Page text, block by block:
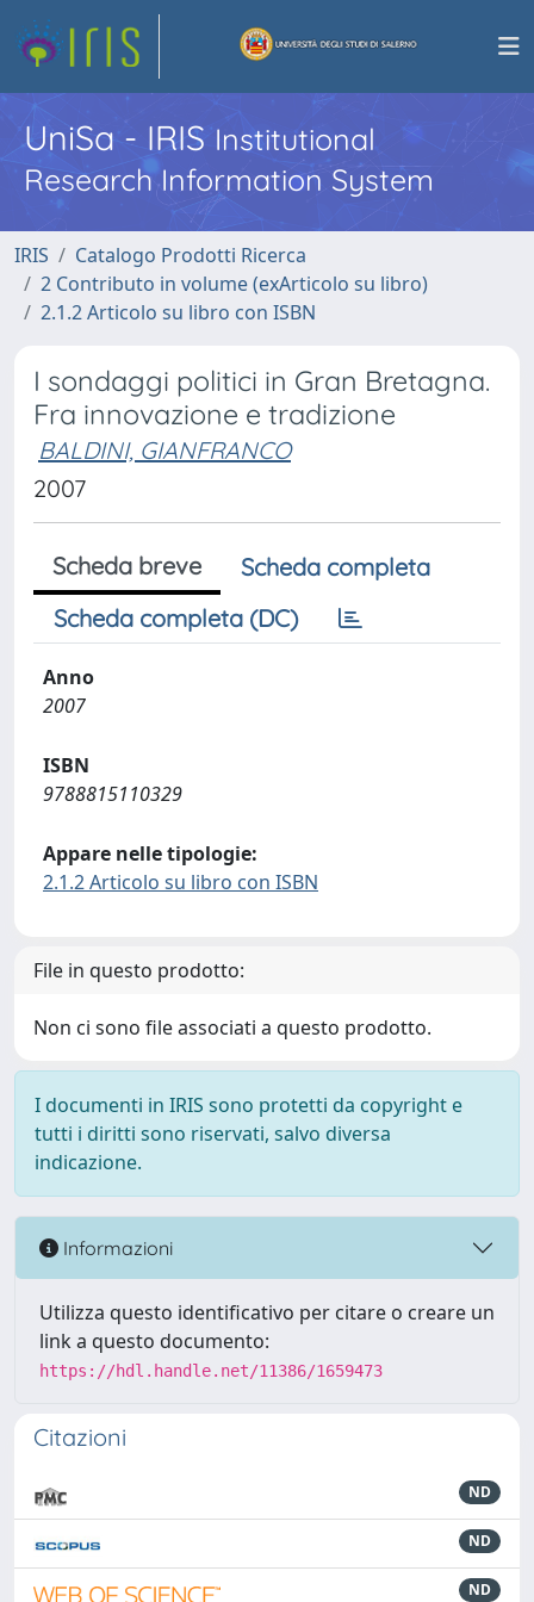
UniSa - IRISInstitutional
Research Information System
IRIS
Catalogo Prodotti Ricerca
2 Contributo in volume (exArticolo su libro)
2.1.2 Articolo su libro con ISBN
I sondaggi politici in Gran Bretagna.
Fra innovazione e tradizione
BALDINI, GIANFRANCO
2007
Scheda breve
Scheda completa
Scheda completa (DC)
Anno
2007
ISBN
9788815110329
Appare nelle tipologie:
2.1.2 Articolo su libro con ISBN
File in questo prodotto:
Non ci sono file associati a questo prodotto.
I documenti in IRIS sono protetti da copyright e
tutti i diritti sono riservati, salvo diversa
indicazione.
Informazioni
Utilizza questo identificativo per citare o creare un
link a questo documento:
https://hdl.handle.net/11386/1659473
Citazioni
ND
ND
ND